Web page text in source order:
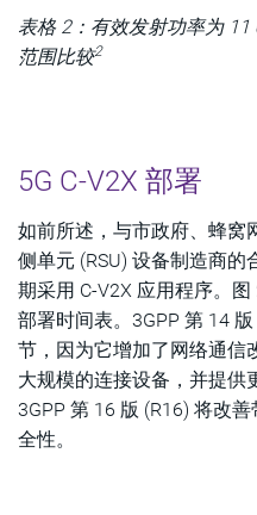
表格 2：有效发射功率为 11
范围比较2
5G C-V2X 部署
如前所述，与市政府、蜂窝
侧单元 (RSU) 设备制造商
期采用 C-V2X 应用程序。
部署时间表。3GPP 第 14
节，因为它增加了网络通信
大规模的连接设备，并提供
3GPP 第 16 版 (R16) 将改
全性。